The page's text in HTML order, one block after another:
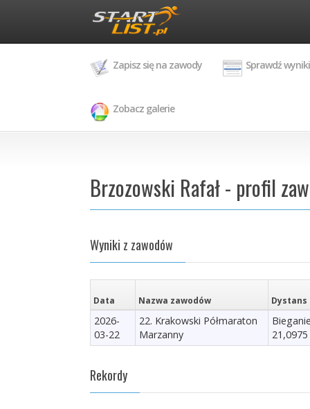
Zapisz się na zawody Sprawdź wyniki
Zobacz galerie
Brzozowski Rafał - profil
Wyniki z zawodów
Data Nazwa zawodów Dystans
2026-
03-22
22. Krakowski Półmaraton
Marzanny
Rekordy